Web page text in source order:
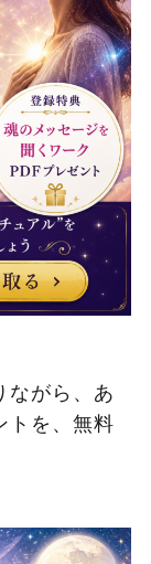
ながら、あ
トを、無料